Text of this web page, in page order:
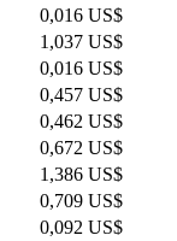
0,016 US$
1,037 US$
0,016 US$
0,457 US$
0,462 US$
0,672 US$
1,386 US$
0,709 US$
0,092 US$